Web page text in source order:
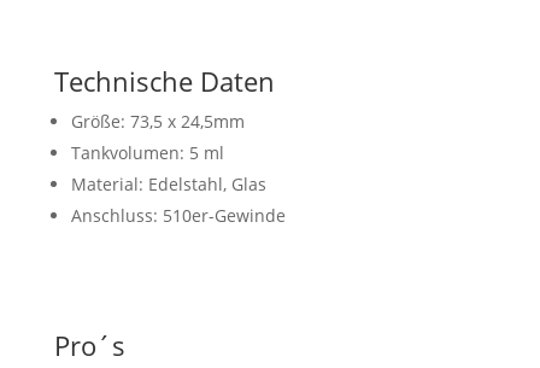
Technische Daten
Größe: 73,5 x 24,5mm
Tankvolumen: 5 ml
Material: Edelstahl, Glas
Anschluss: 510er-Gewinde
Pro´s